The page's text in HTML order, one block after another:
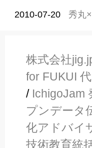
2010-07-20 秀丸
株式会社
for FUKUI
/ IchigoJam
プンデータ
化アドバイ
技術教育統